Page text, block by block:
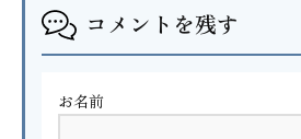
コメントを残す
お名前